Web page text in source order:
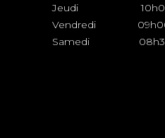
Jeudi
Vendredi
Samedi